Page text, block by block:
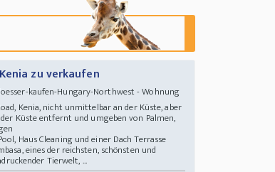
zu verkaufen
kaufen-Hungary-Northwest - Wohnung
Kenia, nicht unmittelbar an der Küste, aber
Küste entfernt und umgeben von Palmen,
Haus Cleaning und einer Dach Terrasse
eines der reichsten, schönsten und
Tierwelt, ...